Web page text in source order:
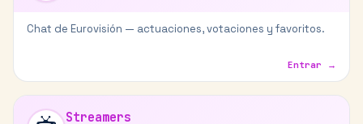
Chat de Eurovisión — actuaciones, votaciones y favoritos.
Entrar →
Streamers